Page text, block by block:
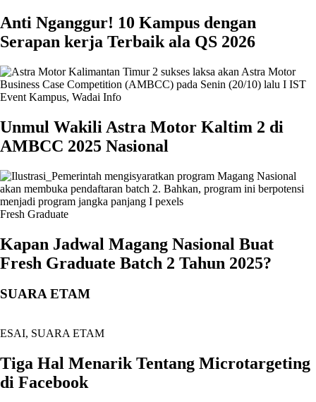
Anti Nganggur! 10 Kampus dengan
Serapan kerja Terbaik ala QS 2026
Event Kampus, Wadai Info
Unmul Wakili Astra Motor Kaltim 2 di
AMBCC 2025 Nasional
Fresh Graduate
Kapan Jadwal Magang Nasional Buat
Fresh Graduate Batch 2 Tahun 2025?
SUARA ETAM
ESAI, SUARA ETAM
Tiga Hal Menarik Tentang Microtargeting
di Facebook